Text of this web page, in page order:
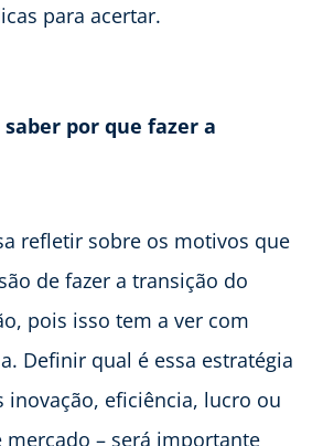
para acertar.
por que fazer a
refletir sobre os motivos que
de fazer a transição do
pois isso tem a ver com
Definir qual é essa estratégia
inovação, eficiência, lucro ou
mercado – será importante